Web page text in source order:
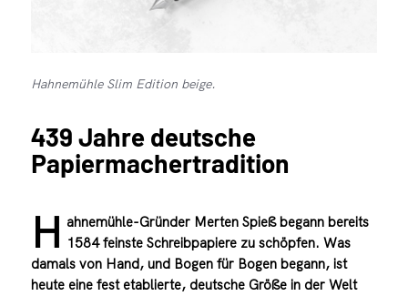
Hahnemühle Slim Edition beige.
439 Jahre deutsche
Papiermachertradition
H ahnemühle-Gründer Merten Spieß begann bereits
1584 feinste Schreibpapiere zu schöpfen. Was
damals von Hand, und Bogen für Bogen begann, ist
heute eine fest etablierte, deutsche Größe in der Welt